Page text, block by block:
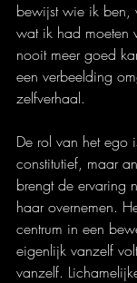
bewijst wie ik ben,
wat ik had moeten
nooit meer goed
een verbeelding
zelfverhaal.
De rol van het ego
constitutief, maar
brengt de ervaring
haar overnemen.
centrum in een
eigenlijk vanzelf
vanzelf.